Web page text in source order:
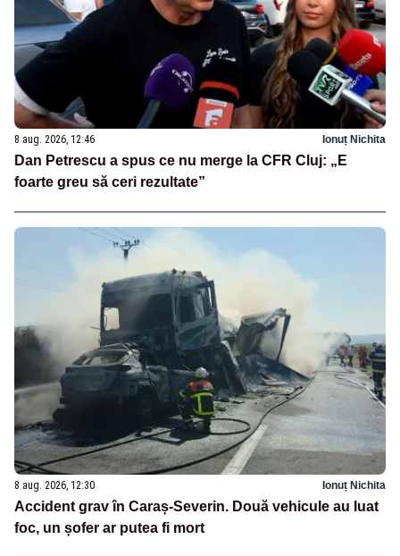
8 aug. 2026, 12:46 Ionuț Nichita
Dan Petrescu a spus ce nu merge la CFR Cluj: „E
foarte greu să ceri rezultate”
8 aug. 2026, 12:30 Ionuț Nichita
Accident grav în Caraș-Severin. Două vehicule au luat
foc, un șofer ar putea fi mort